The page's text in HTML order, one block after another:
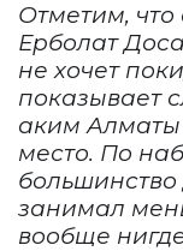
Отметим,
Ерболат
не хочет
показывает
аким Алматы
место. По
занимал
вообще